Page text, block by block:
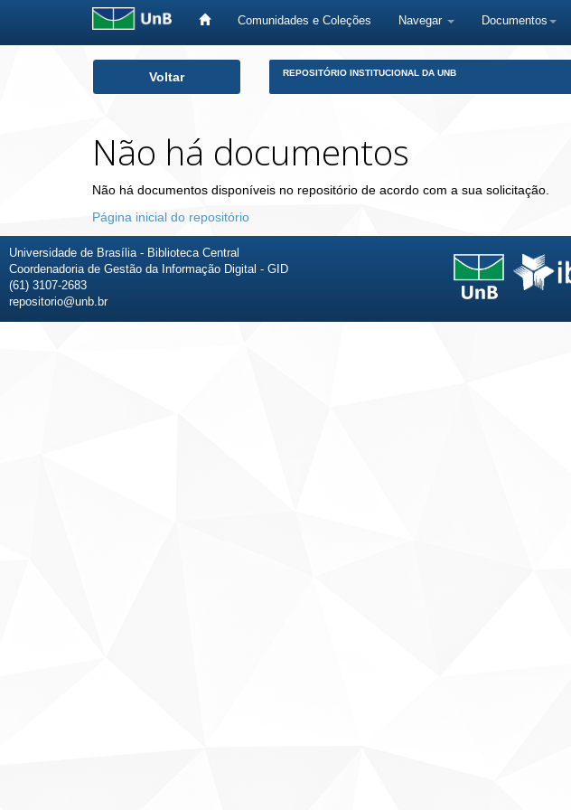
Comunidades e Coleções Navegar Documentos
Voltar REPOSITÓRIO INSTITUCIONAL DA UNB
Não há documentos
Não há documentos disponíveis no repositório de acordo com a sua solicitação.
Página inicial do repositório
Universidade de Brasília - Biblioteca Central
Coordenadoria de Gestão da Informação Digital - GID
(61) 3107-2683
repositorio@unb.br